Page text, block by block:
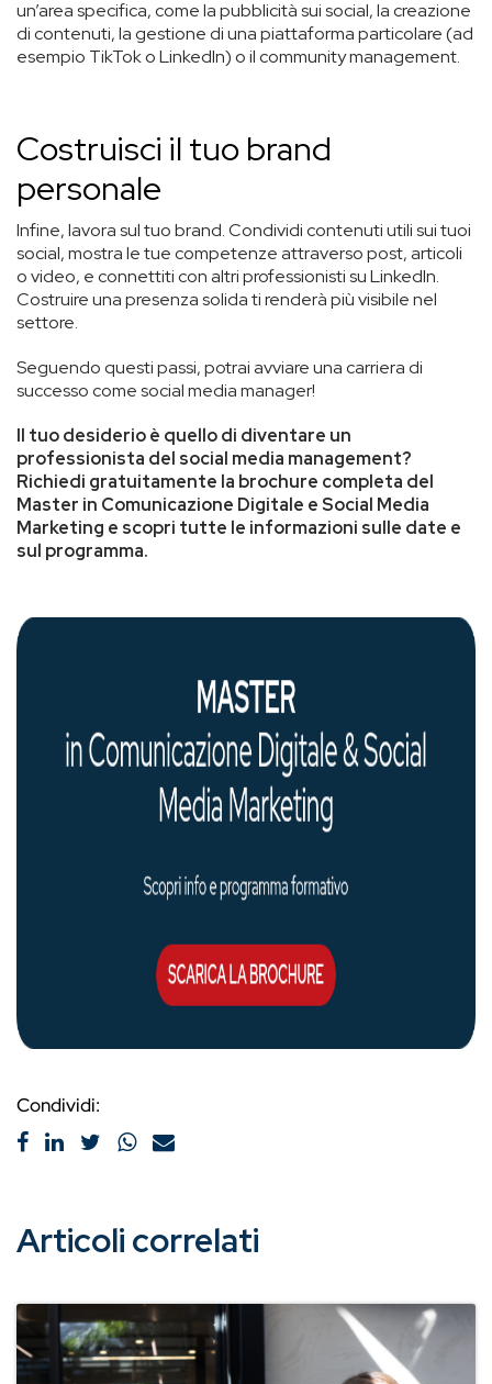
un’area specifica, come la pubblicità sui social, la creazione
di contenuti, la gestione di una piattaforma particolare (ad
esempio TikTok o LinkedIn) o il community management.
Costruisci il tuo brand
personale
Infine, lavora sul tuo brand. Condividi contenuti utili sui tuoi
social, mostra le tue competenze attraverso post, articoli
o video, e connettiti con altri professionisti su LinkedIn.
Costruire una presenza solida ti renderà più visibile nel
settore.
Seguendo questi passi, potrai avviare una carriera di
successo come social media manager!
Il tuo desiderio è quello di diventare un
professionista del social media management?
Richiedi gratuitamente la brochure completa del
Master in Comunicazione Digitale e Social Media
Marketing e scopri tutte le informazioni sulle date e
sul programma.
Condividi:
Articoli correlati